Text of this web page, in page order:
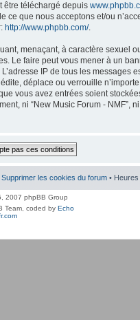
être téléchargé depuis
que nous acceptons et/ou
http://www.phpbb.com/.
menaçant, à caractère sexuel
Le faire peut vous mener à un
IP de tous les messages
déplace ou verrouille
vous avez entrées soient
ni “New Music Forum - NMF”,
Supprimer les cookies du forum •
2007 phpBB Group
Team, coded by Echo